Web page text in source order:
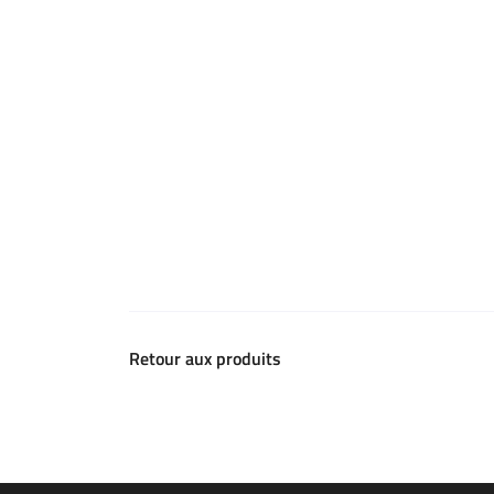
Retour aux produits